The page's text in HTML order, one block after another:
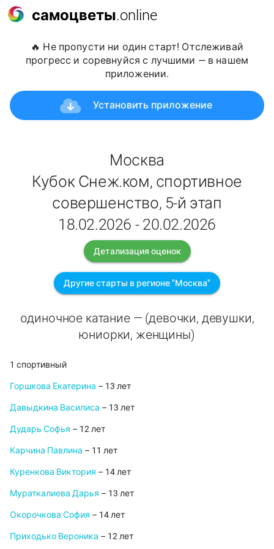
самоцветы.online
🔥 Не пропусти ни один старт! Отслеживай
прогресс и соревнуйся с лучшими — в нашем
приложении.
Установить приложение
Москва
Кубок Снеж.ком, спортивное
совершенство, 5-й этап
18.02.2026 - 20.02.2026
Детализация оценок
Другие старты в регионе "Москва"
одиночное катание — (девочки, девушки,
юниорки, женщины)
1 спортивный
Горшкова Екатерина – 13 лет
Давыдкина Василиса – 13 лет
Дударь Софья – 12 лет
Карчина Павлина – 11 лет
Куренкова Виктория – 14 лет
Мураткалиева Дарья – 13 лет
Окорочкова София – 14 лет
Приходько Вероника – 12 лет